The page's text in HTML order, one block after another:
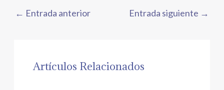
← Entrada anterior Entrada siguiente →
Artículos Relacionados